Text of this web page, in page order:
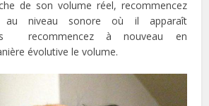
de son volume réel, recommencez
au niveau sonore où il apparaît
recommencez à nouveau en
évolutive le volume.